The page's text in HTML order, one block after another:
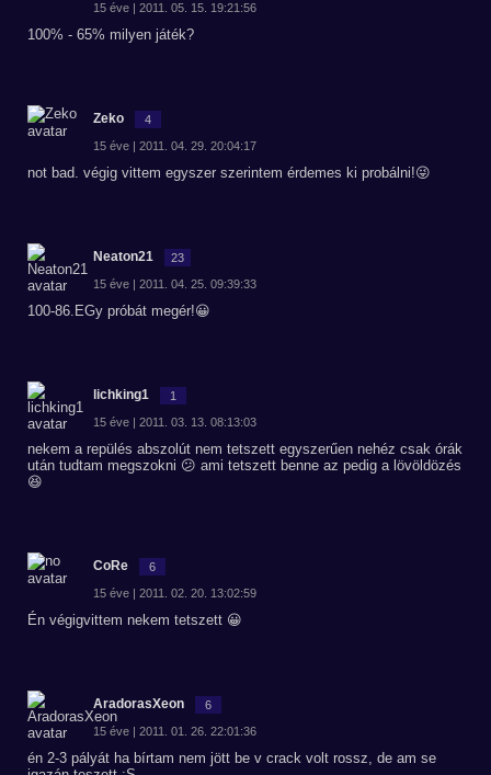
15 éve | 2011. 05. 15. 19:21:56
100% - 65% milyen játék?
Zeko 4
15 éve | 2011. 04. 29. 20:04:17
not bad. végig vittem egyszer szerintem érdemes ki probálni!😜
Neaton21 23
15 éve | 2011. 04. 25. 09:39:33
100-86.EGy próbát megér!😀
lichking1 1
15 éve | 2011. 03. 13. 08:13:03
nekem a repülés abszolút nem tetszett egyszerűen nehéz csak órák
után tudtam megszokni 😕 ami tetszett benne az pedig a lövöldözés
😆
CoRe 6
15 éve | 2011. 02. 20. 13:02:59
Én végigvittem nekem tetszett 😀
AradorasXeon 6
15 éve | 2011. 01. 26. 22:01:36
én 2-3 pályát ha bírtam nem jött be v crack volt rossz, de am se